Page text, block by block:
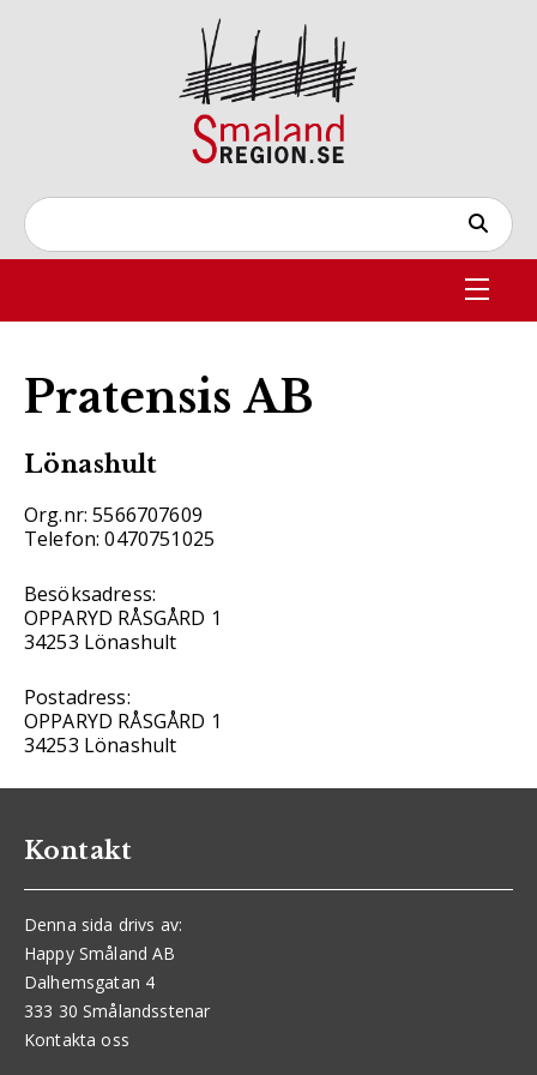
Pratensis AB
Lönashult
Org.nr: 5566707609
Telefon: 0470751025
Besöksadress:
OPPARYD RÅSGÅRD 1
34253 Lönashult
Postadress:
OPPARYD RÅSGÅRD 1
34253 Lönashult
Kontakt
Denna sida drivs av:
Happy Småland AB
Dalhemsgatan 4
333 30 Smålandsstenar
Kontakta oss